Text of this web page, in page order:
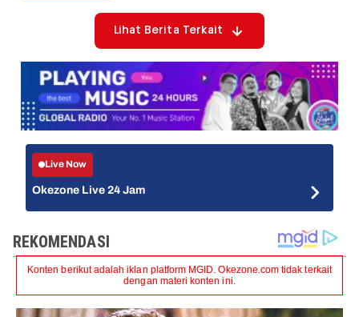
Lihat Berita Terkait
Live Now
Okezone Live 24 Jam